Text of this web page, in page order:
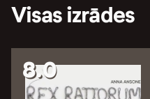
Visas izrādes
8.0